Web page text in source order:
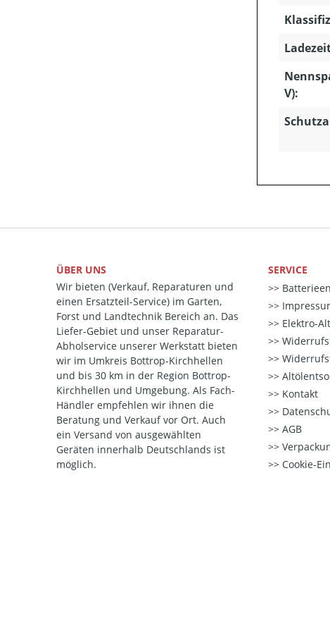
V):
ÜBER UNS
Wir bieten (Verkauf, Reparaturen und
einen Ersatzteil-Service) im Garten,
Forst und Landtechnik Bereich an. Das
Liefer-Gebiet und unser Reparatur-
Abholservice unserer Werkstatt bieten
wir im Umkreis Bottrop-Kirchhellen
und bis 30 km in der Region Bottrop-
Kirchhellen und Umgebung. Als Fach-
Händler empfehlen wir ihnen die
Beratung und Verkauf vor Ort. Auch
ein Versand von ausgewählten
Geräten innerhalb Deutschlands ist
möglich.
SERVICE
Elektro-
Kontakt
AGB
Cookie-